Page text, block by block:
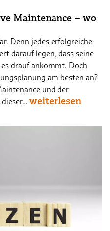
Maintenance – wo
Denn jedes erfolgreiche
darauf legen, dass seine
drauf ankommt. Doch
am besten an?
und der
weiterlesen